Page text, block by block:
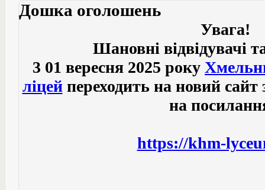
Дошка оголошень
Увага!
Шановні відвідувачі
3 01 вересня 2025 року
ліцейпереходить на новий сайт
на
https://khm-